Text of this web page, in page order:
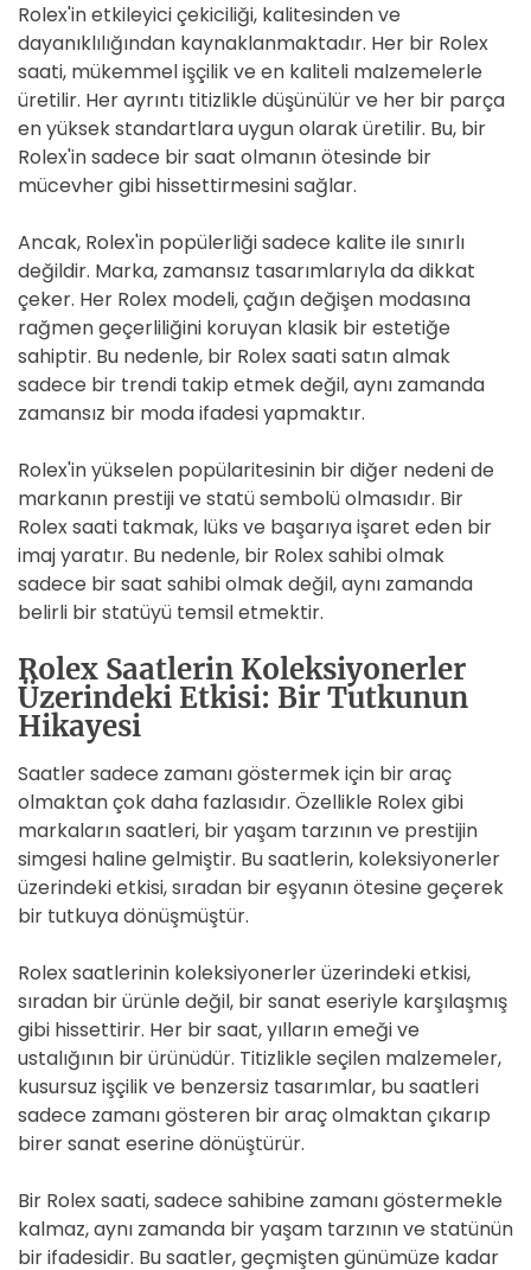
Rolex'in etkileyici çekiciliği, kalitesinden ve
dayanıklılığından kaynaklanmaktadır. Her bir Rolex
saati, mükemmel işçilik ve en kaliteli malzemelerle
üretilir. Her ayrıntı titizlikle düşünülür ve her bir parça
en yüksek standartlara uygun olarak üretilir. Bu, bir
Rolex'in sadece bir saat olmanın ötesinde bir
mücevher gibi hissettirmesini sağlar.
Ancak, Rolex'in popülerliği sadece kalite ile sınırlı
değildir. Marka, zamansız tasarımlarıyla da dikkat
çeker. Her Rolex modeli, çağın değişen modasına
rağmen geçerliliğini koruyan klasik bir estetiğe
sahiptir. Bu nedenle, bir Rolex saati satın almak
sadece bir trendi takip etmek değil, aynı zamanda
zamansız bir moda ifadesi yapmaktır.
Rolex'in yükselen popülaritesinin bir diğer nedeni de
markanın prestiji ve statü sembolü olmasıdır. Bir
Rolex saati takmak, lüks ve başarıya işaret eden bir
imaj yaratır. Bu nedenle, bir Rolex sahibi olmak
sadece bir saat sahibi olmak değil, aynı zamanda
belirli bir statüyü temsil etmektir.
Rolex Saatlerin Koleksiyonerler
Üzerindeki Etkisi: Bir Tutkunun
Hikayesi
Saatler sadece zamanı göstermek için bir araç
olmaktan çok daha fazlasıdır. Özellikle Rolex gibi
markaların saatleri, bir yaşam tarzının ve prestijin
simgesi haline gelmiştir. Bu saatlerin, koleksiyonerler
üzerindeki etkisi, sıradan bir eşyanın ötesine geçerek
bir tutkuya dönüşmüştür.
Rolex saatlerinin koleksiyonerler üzerindeki etkisi,
sıradan bir ürünle değil, bir sanat eseriyle karşılaşmış
gibi hissettirir. Her bir saat, yılların emeği ve
ustalığının bir ürünüdür. Titizlikle seçilen malzemeler,
kusursuz işçilik ve benzersiz tasarımlar, bu saatleri
sadece zamanı gösteren bir araç olmaktan çıkarıp
birer sanat eserine dönüştürür.
Bir Rolex saati, sadece sahibine zamanı göstermekle
kalmaz, aynı zamanda bir yaşam tarzının ve statünün
bir ifadesidir. Bu saatler, geçmişten günümüze kadar